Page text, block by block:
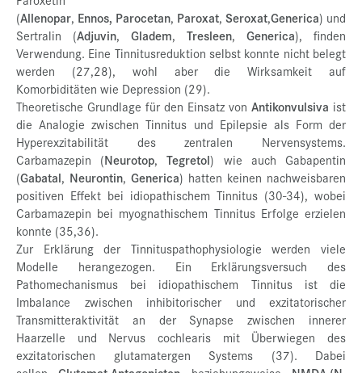
(Allenopar, Ennos, Parocetan, Paroxat, Seroxat,Generica) und
Sertralin (Adjuvin, Gladem, Tresleen, Generica), finden
Verwendung. Eine Tinnitusreduktion selbst konnte nicht belegt
werden (27,28), wohl aber die Wirksamkeit auf
Komorbiditäten wie Depression (29).
Theoretische Grundlage für den Einsatz von Antikonvulsiva ist
die Analogie zwischen Tinnitus und Epilepsie als Form der
Hyperexzitabilität des zentralen Nervensystems.
Carbamazepin (Neurotop,Tegretol) wie auch Gabapentin
(Gabatal, Neurontin, Generica) hatten keinen nachweisbaren
positiven Effekt bei idiopathischem Tinnitus (30-34), wobei
Carbamazepin bei myognathischem Tinnitus Erfolge erzielen
konnte (35,36).
Zur Erklärung der Tinnituspathophysiologie werden viele
Modelle herangezogen. Ein Erklärungsversuch des
Pathomechanismus bei idiopathischem Tinnitus ist die
Imbalance zwischen inhibitorischer und exzitatorischer
Transmitteraktivität an der Synapse zwischen innerer
Haarzelle und Nervus cochlearis mit Überwiegen des
exzitatorischen glutamatergen Systems (37). Dabei